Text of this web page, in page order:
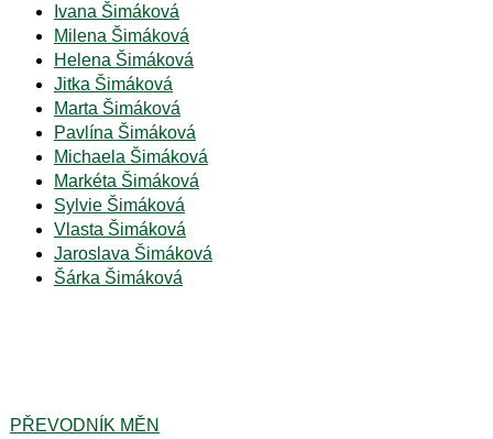
Ivana Šimáková
Milena Šimáková
Helena Šimáková
Jitka Šimáková
Marta Šimáková
Pavlína Šimáková
Michaela Šimáková
Markéta Šimáková
Sylvie Šimáková
Vlasta Šimáková
Jaroslava Šimáková
Šárka Šimáková
PŘEVODNÍK MĚN